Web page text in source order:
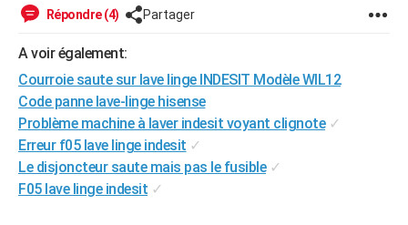
Dictionnaire
Biographies
Citations
Expressions
Proverbes
PROGRAMME TV
COPAINS D'AVANT
S'inscrire
Se connecter
Lycées
Collèges
Primaires
Universités
Entreprises
Service militaire
Avis de recherche
AVIS DE DÉCÈS
Bricolage
Lifestyle
Culture
Sport
Auto
Television
Voyage
Cinema
Répondre (4) Partager
A voir également:
Courroie saute sur lave linge INDESIT Modèle WIL12
Code panne lave-linge hisense
Problème machine à laver indesit voyant clignote ✓
Erreur f05 lave linge indesit ✓
Le disjoncteur saute mais pas le fusible ✓
F05 lave linge indesit ✓